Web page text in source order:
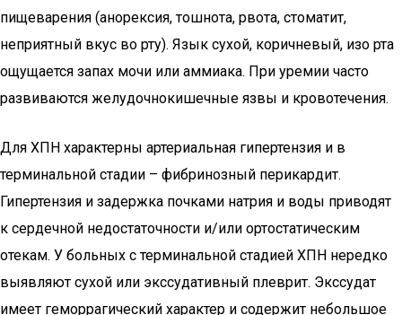
пищеварения (анорексия, тошнота, рвота, стоматит,
неприятный вкус во рту). Язык сухой, коричневый, изо рта
ощущается запах мочи или аммиака. При уремии часто
развиваются желудочнокишечные язвы и кровотечения.
Для ХПН характерны артериальная гипертензия и в
терминальной стадии – фибринозный перикардит.
Гипертензия и задержка почками натрия и воды приводят
к сердечной недостаточности и/или ортостатическим
отекам. У больных с терминальной стадией ХПН нередко
выявляют сухой или экссудативный плеврит. Экссудат
имеет геморрагический характер и содержит небольшое